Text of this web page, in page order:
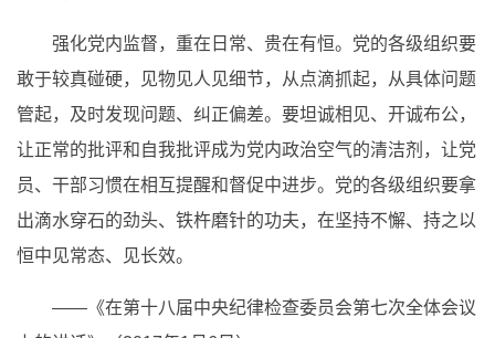
强化党内监督，重在日常、贵在有恒。党的各级组织要
敢于较真碰硬，见物见人见细节，从点滴抓起，从具体问题
管起，及时发现问题、纠正偏差。要坦诚相见、开诚布公，
让正常的批评和自我批评成为党内政治空气的清洁剂，让党
员、干部习惯在相互提醒和督促中进步。党的各级组织要拿
出滴水穿石的劲头、铁杵磨针的功夫，在坚持不懈、持之以
恒中见常态、见长效。
——《在第十八届中央纪律检查委员会第七次全体会议